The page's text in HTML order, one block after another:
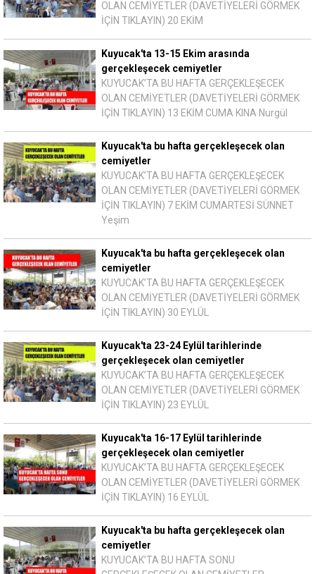
OLAN CEMİYETLER (DAVETİYELERİ GÖRMEK
İÇİN TIKLAYIN) 20 EKİM
Kuyucak'ta 13-15 Ekim arasında
gerçekleşecek cemiyetler
KUYUCAK’TA BU HAFTA GERÇEKLEŞECEK
OLAN CEMİYETLER (DAVETİYELERİ GÖRMEK
İÇİN TIKLAYIN) 13 EKİM CUMA KINA Nurgül
Kuyucak'ta bu hafta gerçekleşecek olan
cemiyetler
KUYUCAK’TA BU HAFTA GERÇEKLEŞECEK
OLAN CEMİYETLER (DAVETİYELERİ GÖRMEK
İÇİN TIKLAYIN) 7 EKİM CUMARTESİ SÜNNET
Yeşim
Kuyucak'ta bu hafta gerçekleşecek olan
cemiyetler
KUYUCAK’TA BU HAFTA GERÇEKLEŞECEK
OLAN CEMİYETLER (DAVETİYELERİ GÖRMEK
İÇİN TIKLAYIN) 30 EYLÜL
Kuyucak'ta 23-24 Eylül tarihlerinde
gerçekleşecek olan cemiyetler
KUYUCAK’TA BU HAFTA GERÇEKLEŞECEK
OLAN CEMİYETLER (DAVETİYELERİ GÖRMEK
İÇİN TIKLAYIN) 23 EYLÜL
Kuyucak'ta 16-17 Eylül tarihlerinde
gerçekleşecek olan cemiyetler
KUYUCAK’TA BU HAFTA GERÇEKLEŞECEK
OLAN CEMİYETLER (DAVETİYELERİ GÖRMEK
İÇİN TIKLAYIN) 16 EYLÜL
Kuyucak'ta bu hafta gerçekleşecek olan
cemiyetler
KUYUCAK’TA BU HAFTA SONU